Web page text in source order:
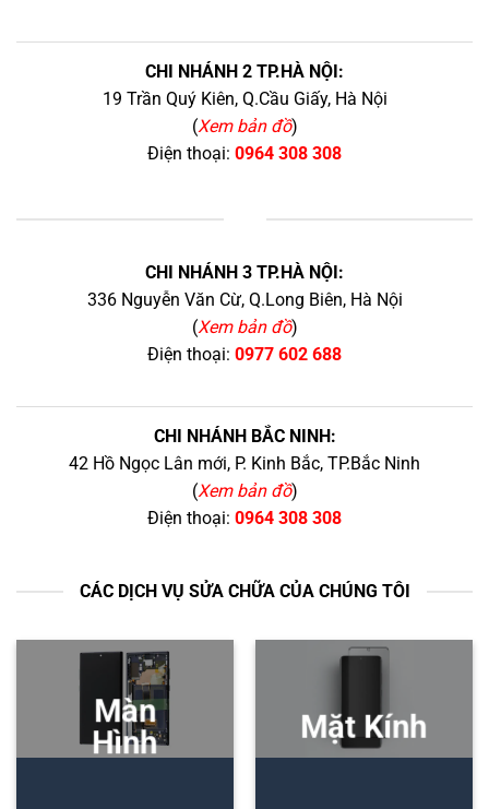
CHI NHÁNH 2 TP.HÀ NỘI:
19 Trần Quý Kiên, Q.Cầu Giấy, Hà Nội
(Xem bản đồ)
Điện thoại: 0964 308 308
CHI NHÁNH 3 TP.HÀ NỘI:
336 Nguyễn Văn Cừ, Q.Long Biên, Hà Nội
(Xem bản đồ)
Điện thoại: 0977 602 688
CHI NHÁNH BẮC NINH:
42 Hồ Ngọc Lân mới, P. Kinh Bắc, TP.Bắc Ninh
(Xem bản đồ)
Điện thoại: 0964 308 308
CÁC DỊCH VỤ SỬA CHỮA CỦA CHÚNG TÔI
Màn
Hình
Mặt Kính